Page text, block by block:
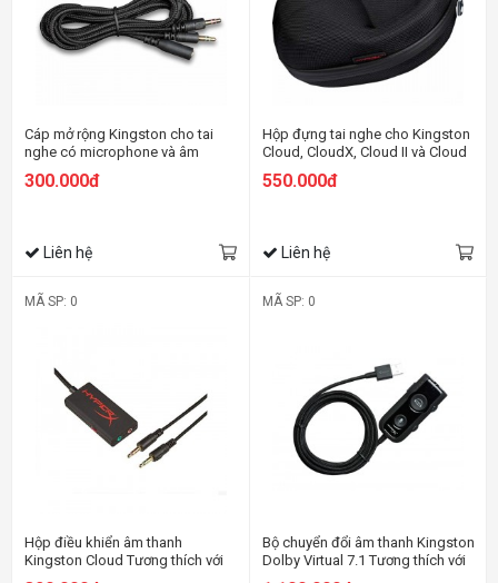
Cáp mở rộng Kingston cho tai
nghe có microphone và âm
300.000đ
Liên hệ
Hộp đựng tai nghe cho Kingston
Cloud, CloudX, Cloud II và Cloud
550.000đ
Liên hệ
MÃ SP: 0
Hộp điều khiển âm thanh
Kingston Cloud Tương thích với
Cloud
MÃ SP: 0
Bộ chuyển đổi âm thanh Kingston
Dolby Virtual 7.1 Tương thích với
tất cả tai nghe với cổng cắm